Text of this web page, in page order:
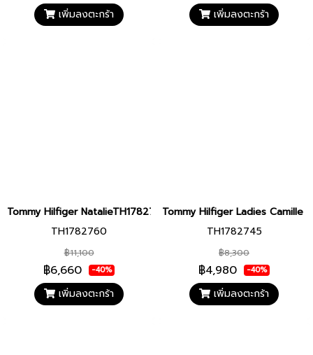
เพิ่มลงตะกร้า เพิ่มลงตะกร้า
Tommy Hilfiger NatalieTH1782760 Women watch
TH1782760
฿11,100
฿6,660 -40%
เพิ่มลงตะกร้า
Tommy Hilfiger Ladies Camille
TH1782745
฿8,300
฿4,980 -40%
เพิ่มลงตะกร้า